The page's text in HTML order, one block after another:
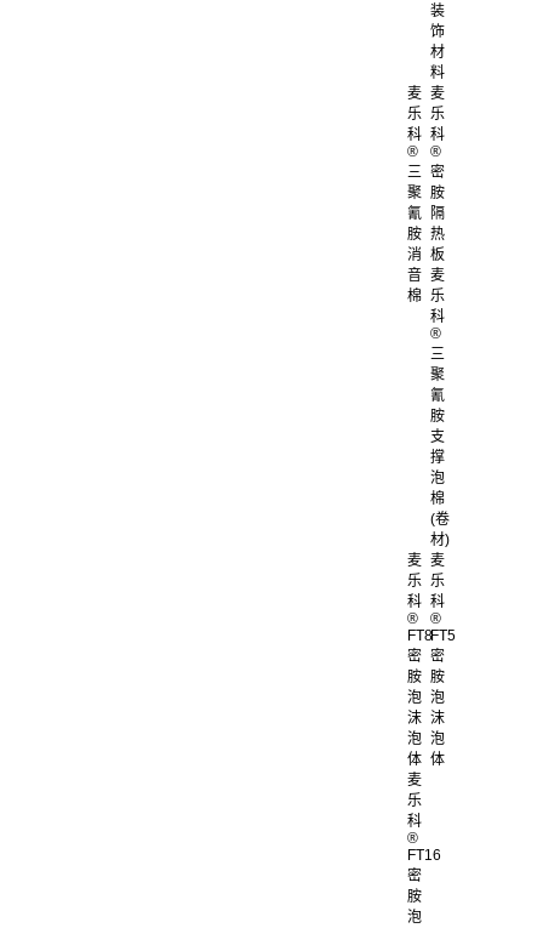
装
饰
材
料
麦
乐
科
®
三
聚
氰
胺
消
音
棉
麦
乐
科
®
密
胺
隔
热
板
麦
乐
科
®
三
聚
氰
胺
支
撑
泡
棉
(卷
材)
麦
乐
科
®
FT8
密
胺
泡
沫
泡
体
麦
乐
科
®
FT5
密
胺
泡
沫
泡
体
麦
乐
科
®
FT16
密
胺
泡